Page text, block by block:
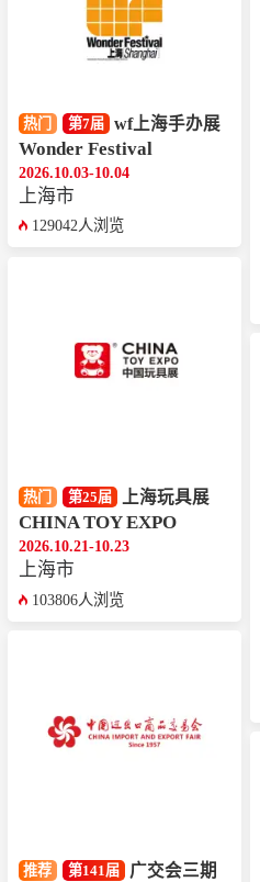
热门 第7届 wf上海手办展
Wonder Festival
2026.10.03-10.04
上海市
129042人浏览
热门 第25届 上海玩具展
CHINA TOY EXPO
2026.10.21-10.23
上海市
103806人浏览
推荐 第141届 广交会三期